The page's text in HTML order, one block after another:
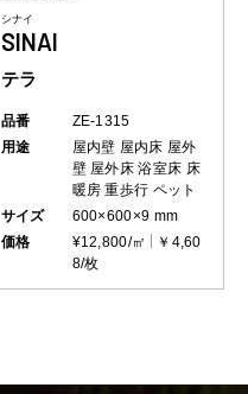
シナイ
SINAI
テラ
品番
ZE-1315
用途
屋内壁 屋内床 屋外
壁 屋外床 浴室床 床
暖房 重歩行 ペット
サイズ
600×600×9 mm
価格
¥12,800/㎡
￥4,60
8/枚